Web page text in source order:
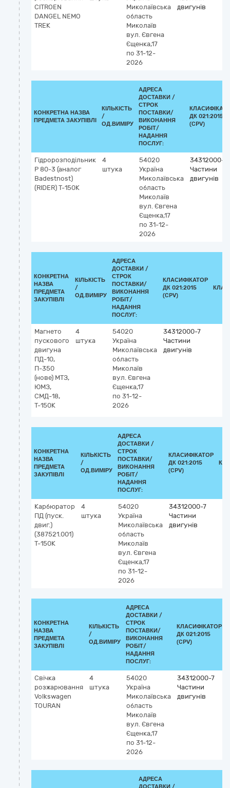
CITROEN
DANGEL NEMO
TREK
Миколаївська
область
Миколаїв
вул. Євгена
Єщенка,17
по 31-12-
2026
двигунів
КОНКРЕТНА НАЗВА
ПРЕДМЕТА ЗАКУПІВЛІ
КІЛЬКІСТЬ
/
ОД.ВИМІРУ
АДРЕСА
ДОСТАВКИ /
СТРОК
ПОСТАВКИ/
ВИКОНАННЯ
РОБІТ/
НАДАННЯ
ПОСЛУГ:
ДК 021:2015
(CPV)
Гідророзподільник
Р 80-3 (аналог
Badestnost)
(RIDER) Т-150К
4
штука
54020
Україна
Миколаївська
область
Миколаїв
вул. Євгена
Єщенка,17
по 31-12-
2026
34312000-7
Частини
двигунів
КОНКРЕТНА
НАЗВА
ПРЕДМЕТА
ЗАКУПІВЛІ
КІЛЬКІСТЬ
/
ОД.ВИМІРУ
АДРЕСА
ДОСТАВКИ /
СТРОК
ПОСТАВКИ/
ВИКОНАННЯ
РОБІТ/
НАДАННЯ
ПОСЛУГ:
КЛАСИФІКАТОР
ДК 021:2015
(CPV)
Магнето
пускового
двигуна
ПД-10,
П-350
(нове) МТЗ,
ЮМЗ,
СМД-18,
Т-150К
4
штука
54020
Україна
Миколаївська
область
Миколаїв
вул. Євгена
Єщенка,17
по 31-12-
2026
34312000-7
Частини
двигунів
КОНКРЕТНА
НАЗВА
ПРЕДМЕТА
ЗАКУПІВЛІ
КІЛЬКІСТЬ
/
ОД.ВИМІРУ
АДРЕСА
ДОСТАВКИ /
СТРОК
ПОСТАВКИ/
ВИКОНАННЯ
РОБІТ/
НАДАННЯ
ПОСЛУГ:
КЛАСИФІКАТОР
ДК 021:2015
(CPV)
Карбюратор
ПД (пуск.
двиг.)
(387521.001)
Т-150К
4
штука
54020
Україна
Миколаївська
область
Миколаїв
вул. Євгена
Єщенка,17
по 31-12-
2026
34312000-7
Частини
двигунів
КОНКРЕТНА
НАЗВА
ПРЕДМЕТА
ЗАКУПІВЛІ
КІЛЬКІСТЬ
/
ОД.ВИМІРУ
АДРЕСА
ДОСТАВКИ /
СТРОК
ПОСТАВКИ/
ВИКОНАННЯ
РОБІТ/
НАДАННЯ
ПОСЛУГ:
КЛАСИФІКАТОР
ДК 021:2015
(CPV)
Свічка
розжарювання
Volkswagen
TOURAN
4
штука
54020
Україна
Миколаївська
область
Миколаїв
вул. Євгена
Єщенка,17
по 31-12-
2026
34312000-7
Частини
двигунів
АДРЕСА